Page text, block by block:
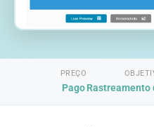
PREÇO
PagoRastreamento